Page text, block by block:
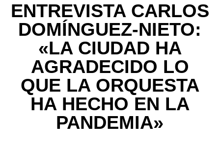
ENTREVISTA CARLOS
DOMÍNGUEZ-NIETO:
«LA CIUDAD HA
AGRADECIDO LO
QUE LA ORQUESTA
HA HECHO EN LA
PANDEMIA»